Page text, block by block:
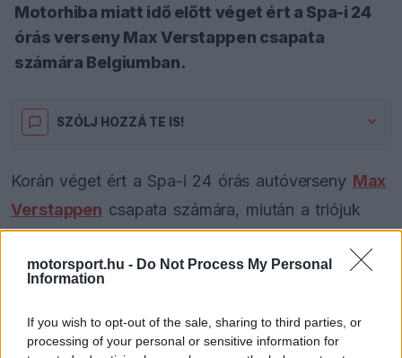
motorsport.hu - Do Not Process My Personal
Information
If you wish to opt-out of the sale, sharing to third parties, or
processing of your personal or sensitive information for
Motorhiba miatt idő előtt véget ért a Spa-i 24
órás verseny Max Verstappen csapata
számára Belgiumban.
SZÓLJ HOZZÁ TE IS!
Korán véget ért a Spa-i 24 órás autóverseny Max
Verstappen csapata számára, miután a triójuk
küzdelmet. A belgiumi aszfaltcsíkon vitézkedő
szolgálatot.